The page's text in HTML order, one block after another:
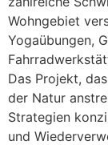
Wohngebiet
Yogaübungen,
Das Projekt,
der Natur
Strategien
und